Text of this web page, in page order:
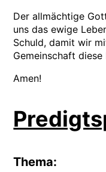
Der allmächtige
uns das ewige
Schuld, damit wir
Gemeinschaft diese
Amen!